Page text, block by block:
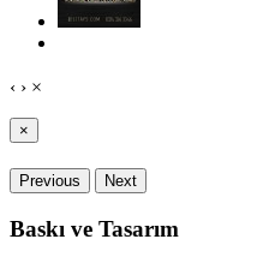
‹ › ×
×
Previous Next
Baskı ve Tasarım